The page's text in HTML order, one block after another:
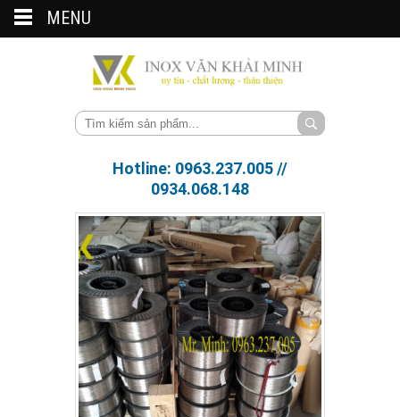
Hotline: 0963.237.005 //
0934.068.148
MENU